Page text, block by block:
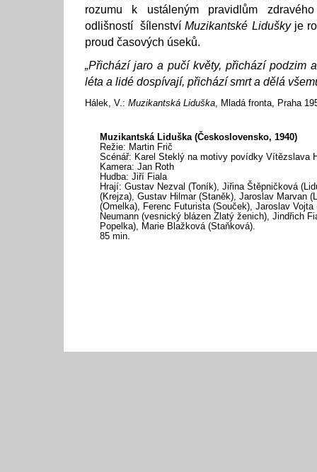
rozumu k ustáleným pravidlům
odlišností šílenstvíMuzikantské Liduškyje
proud časových úseků.
„Přichází jaro a pučí květy, přichází podzim
léta a lidé dospívají, přichází smrt a dělá
Hálek, V.: Muzikantská Liduška, Mladá fronta, Praha
Muzikantská Liduška (Československo, 1940)
Režie: Martin Frič
Scénář: Karel Steklý na motivy povídky Vítězslava
Kamera: Jan Roth
Hudba: Jiří Fiala
Hrají: Gustav Nezval (Toník), Jiřina Štěpničková
(Krejza), Gustav Hilmar (Staněk), Jaroslav Marvan
(Omelka), Ferenc Futurista (Souček), Jaroslav
Neumann (vesnický blázen Zlatý ženich), Jindřich
Popelka), Marie Blažková (Staňková).
85 min.